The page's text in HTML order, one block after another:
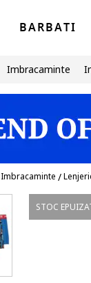
BARBATI
Imbracaminte
Imbracaminte /
STOC